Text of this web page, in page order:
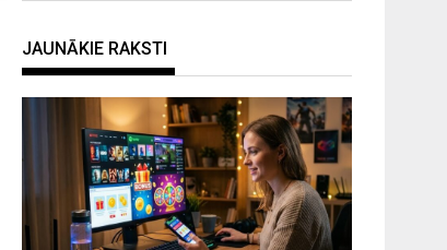
JAUNĀKIE RAKSTI